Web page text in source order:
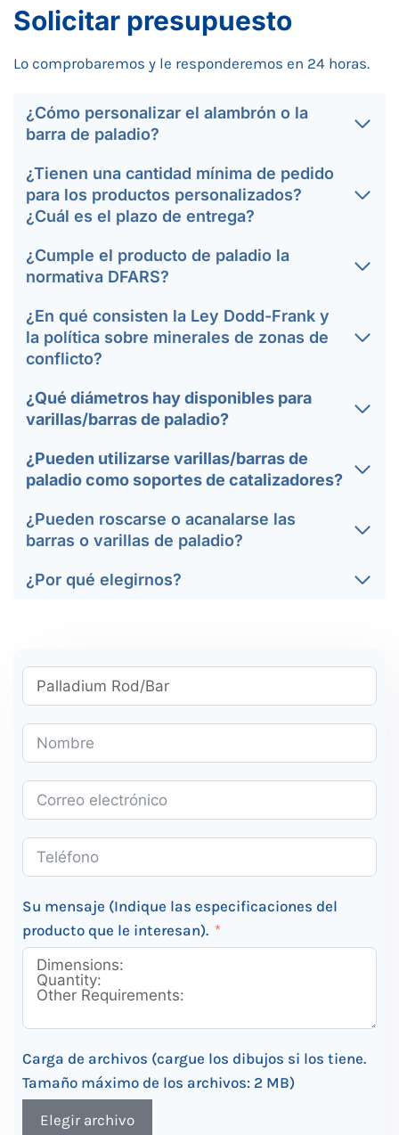
Solicitar presupuesto
Lo comprobaremos y le responderemos en 24 horas.
¿Cómo personalizar el alambrón o la
barra de paladio?
¿Tienen una cantidad mínima de pedido
para los productos personalizados?
¿Cuál es el plazo de entrega?
¿Cumple el producto de paladio la
normativa DFARS?
¿En qué consisten la Ley Dodd-Frank y
la política sobre minerales de zonas de
conflicto?
¿Qué diámetros hay disponibles para
varillas/barras de paladio?
¿Pueden utilizarse varillas/barras de
paladio como soportes de catalizadores?
¿Pueden roscarse o acanalarse las
barras o varillas de paladio?
¿Por qué elegirnos?
Su mensaje (Indique las especificaciones del
producto que le interesan).
Carga de archivos (cargue los dibujos si los tiene.
Tamaño máximo de los archivos: 2 MB)
Elegir archivo